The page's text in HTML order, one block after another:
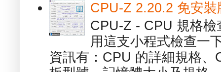
CPU-Z 2.20.2 免安
CPU-Z - CPU 規格
用這支小程式檢查一
資訊有：CPU 的詳細規格